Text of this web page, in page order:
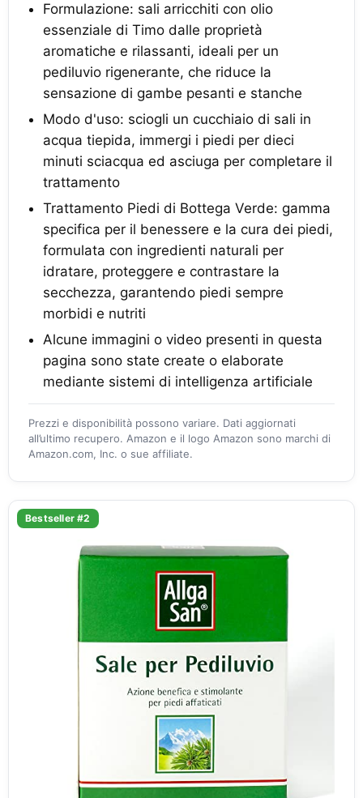
Formulazione: sali arricchiti con olio
essenziale di Timo dalle proprietà
aromatiche e rilassanti, ideali per un
pediluvio rigenerante, che riduce la
sensazione di gambe pesanti e stanche
Modo d'uso: sciogli un cucchiaio di sali in
acqua tiepida, immergi i piedi per dieci
minuti sciacqua ed asciuga per completare il
trattamento
Trattamento Piedi di Bottega Verde: gamma
specifica per il benessere e la cura dei piedi,
formulata con ingredienti naturali per
idratare, proteggere e contrastare la
secchezza, garantendo piedi sempre
morbidi e nutriti
Alcune immagini o video presenti in questa
pagina sono state create o elaborate
mediante sistemi di intelligenza artificiale
Prezzi e disponibilità possono variare. Dati aggiornati
all’ultimo recupero. Amazon e il logo Amazon sono marchi di
Amazon.com, Inc. o sue affiliate.
Bestseller #2